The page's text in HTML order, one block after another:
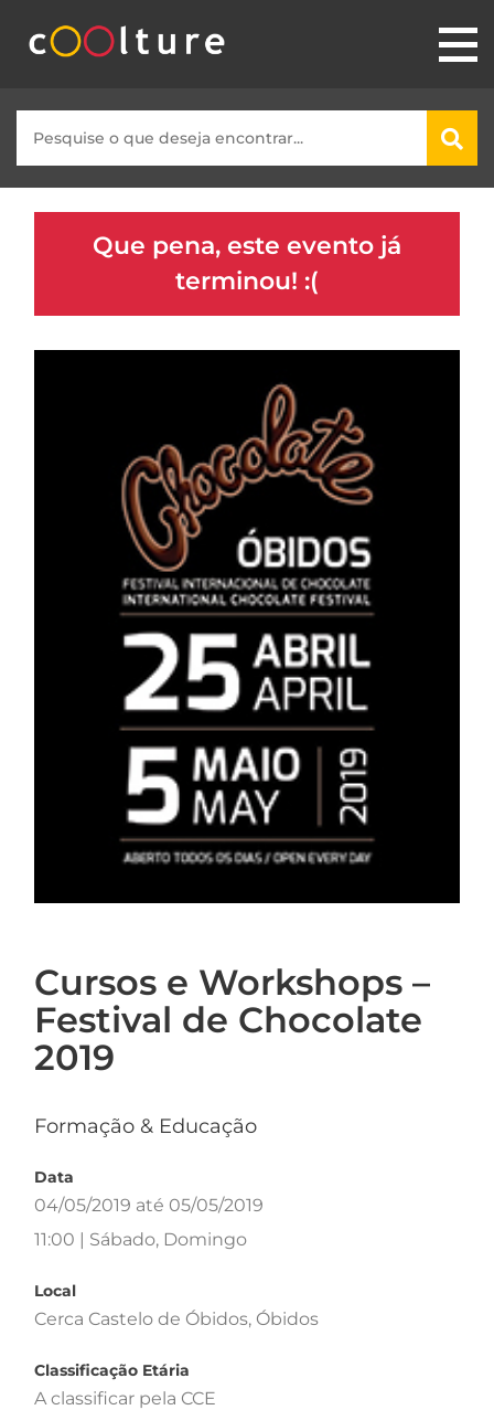
Que pena, este evento já
terminou! :(
Cursos e Workshops –
Festival de Chocolate
2019
Formação & Educação
Data
04/05/2019 até 05/05/2019
11:00 | Sábado, Domingo
Local
Cerca Castelo de Óbidos, Óbidos
Classificação Etária
A classificar pela CCE